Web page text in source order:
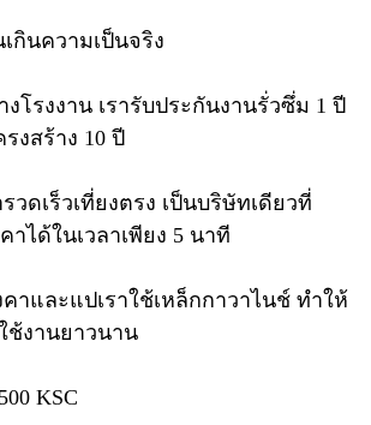
กินความเป็นจริง
งโรงงาน เรารับประกันงานรั่วซึ่ม​ 1 ปี​
งสร้าง​ 10 ปี
วดเร็วเที่ยงตรง​ เป็นบริษัทเดียวที่
าได้ในเวลาเพียง​ 5 นาที
าและแป​เราใช้เหล็กกาวาไนช์​ ทำให้
ช้งานยาวนาน​
KSC